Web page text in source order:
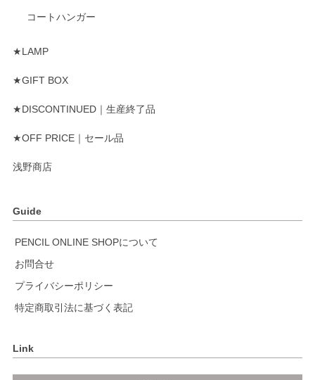
コートハンガー
★LAMP
★GIFT BOX
★DISCONTINUED｜生産終了品
★OFF PRICE｜セール品
浅野商店
Guide
PENCIL ONLINE SHOPについて
お問合せ
プライバシーポリシー
特定商取引法に基づく表記
Link